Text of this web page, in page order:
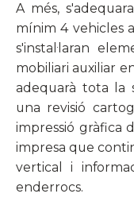
A més,
mínim 4 vehicles
s'instal·laran
mobiliari auxiliar
adequarà tota la
una revisió
impressió gràfica
impresa que
vertical i
enderrocs.